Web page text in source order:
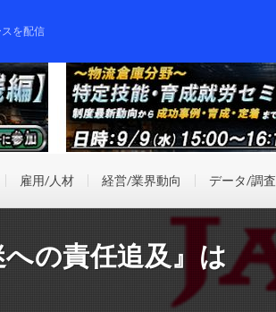
を配信
雇用/人材 経営/業界動向 データ/調査
の責任追及』は